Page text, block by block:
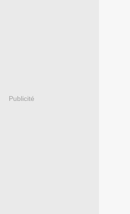
Publicité